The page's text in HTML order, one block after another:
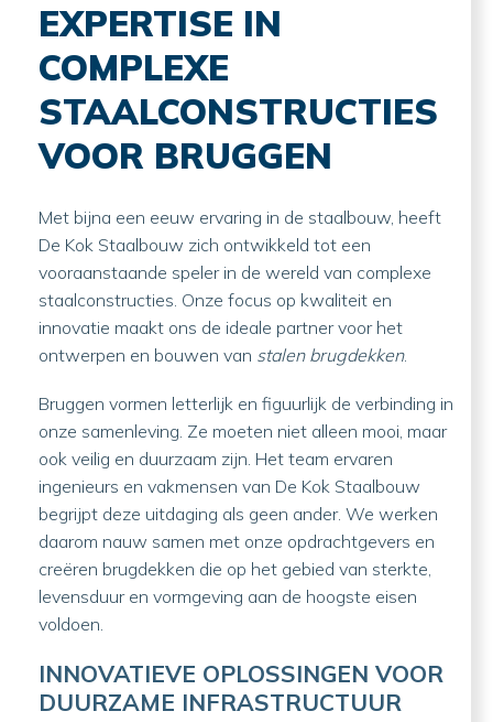
EXPERTISE IN
COMPLEXE
STAALCONSTRUCTIES
VOOR BRUGGEN
Met bijna een eeuw ervaring in de staalbouw, heeft
De Kok Staalbouw zich ontwikkeld tot een
vooraanstaande speler in de wereld van complexe
staalconstructies. Onze focus op kwaliteit en
innovatie maakt ons de ideale partner voor het
ontwerpen en bouwen van stalen brugdekken.
Bruggen vormen letterlijk en figuurlijk de verbinding in
onze samenleving. Ze moeten niet alleen mooi, maar
ook veilig en duurzaam zijn. Het team ervaren
ingenieurs en vakmensen van De Kok Staalbouw
begrijpt deze uitdaging als geen ander. We werken
daarom nauw samen met onze opdrachtgevers en
creëren brugdekken die op het gebied van sterkte,
levensduur en vormgeving aan de hoogste eisen
voldoen.
INNOVATIEVE OPLOSSINGEN VOOR
DUURZAME INFRASTRUCTUUR